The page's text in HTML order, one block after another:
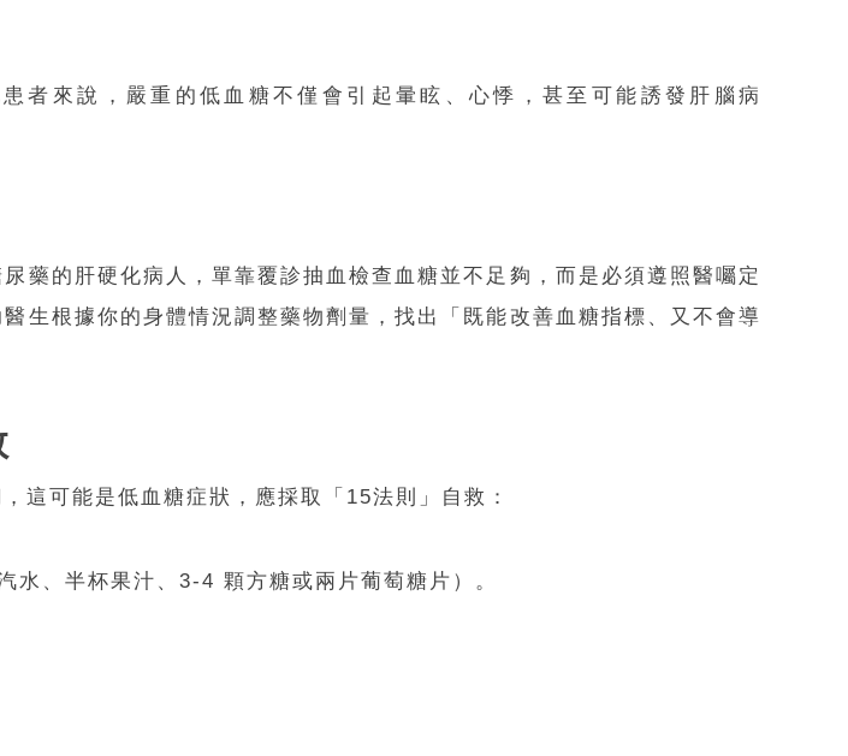
者來說，嚴重的低血糖不僅會引起暈眩、心悸，甚至可能誘發肝腦病
藥的肝硬化病人，單靠覆診抽血檢查血糖並不足夠，而是必須遵照醫囑定
生根據你的身體情況調整藥物劑量，找出「既能改善血糖指標、又不會導
這可能是低血糖症狀，應採取「15法則」自救：
水、半杯果汁、3-4 顆方糖或兩片葡萄糖片）。